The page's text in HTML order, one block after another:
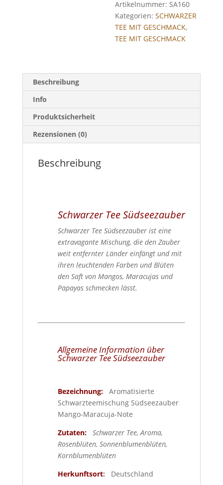
Artikelnummer: SA160
Kategorien:SCHWARZER
TEE MIT GESCHMACK,
TEE MIT GESCHMACK
Beschreibung
Info
Produktsicherheit
Rezensionen (0)
Beschreibung
Schwarzer Tee Südseezauber
Schwarzer Tee Südseezauber ist eine
extravagante Mischung, die den Zauber
weit entfernter Länder einfängt und mit
ihren leuchtenden Farben und Blüten
den Saft von Mangos, Maracujas und
Papayas schmecken lässt.
Allgemeine Information über
Schwarzer Tee Südseezauber
Bezeichnung: Aromatisierte
Schwarzteemischung Südseezauber
Mango-Maracuja-Note
Zutaten: Schwarzer Tee, Aroma,
Rosenblüten, Sonnenblumenblüten,
Kornblumenblüten
Herkunftsort: Deutschland